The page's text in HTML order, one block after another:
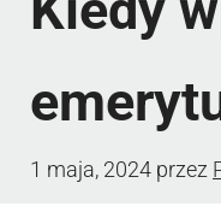
1 maja, 2024 przez